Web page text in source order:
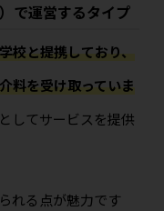
で運営するタイプ
校と提携しており、
料を受け取っていま
してサービスを提供
れる点が魅力です